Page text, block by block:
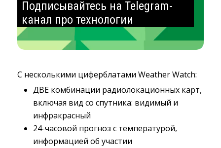
Подписывайтесь на Telegram-
канал про технологии
С несколькими циферблатами Weather Watch:
ДВЕ комбинации радиолокационных карт,
включая вид со спутника: видимый и
инфракрасный
24-часовой прогноз с температурой,
информацией об участии